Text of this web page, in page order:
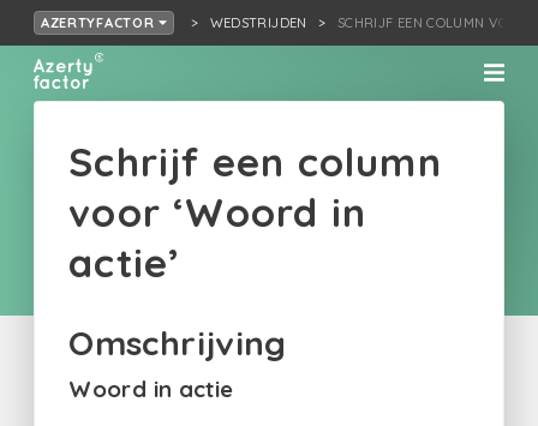
AZERTYFACTOR WEDSTRIJDEN SCHRIJF EEN COLUMN VOOR
Schrijf een column
voor ‘Woord in
actie’
Omschrijving
Woord in actie